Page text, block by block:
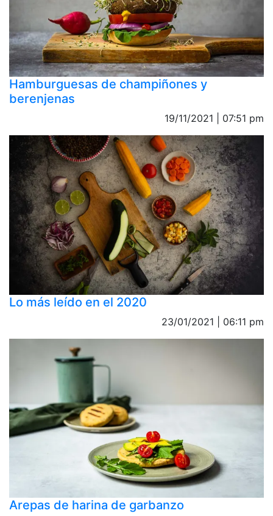
Hamburguesas de champiñones y
berenjenas
19/11/2021 | 07:51 pm
Lo más leído en el 2020
23/01/2021 | 06:11 pm
Arepas de harina de garbanzo